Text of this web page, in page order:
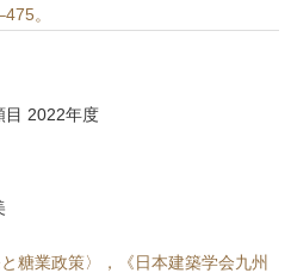
。
目 2022年度
糖業政策〉，《日本建築学会九州